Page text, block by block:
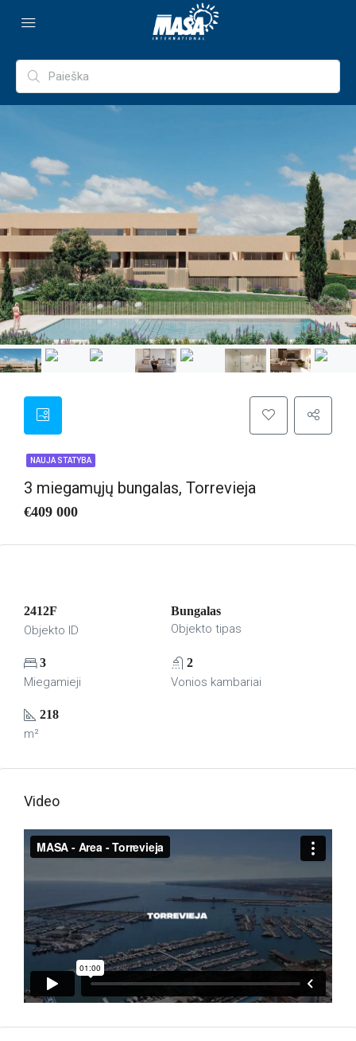
NAUJA STATYBA
3 miegamųjų bungalas, Torrevieja
€409 000
2412F
Objekto ID
Bungalas
Objekto tipas
3
Miegamieji
2
Vonios kambariai
218
m²
Video